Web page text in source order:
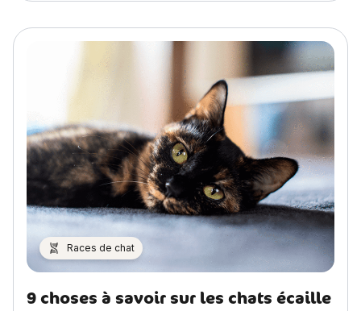
Races de chat
9 choses à savoir sur les chats écaille